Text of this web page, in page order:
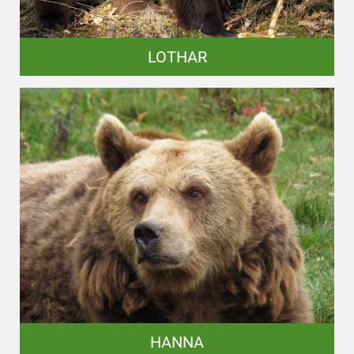
LOTHAR
HANNA